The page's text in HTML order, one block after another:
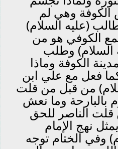
الكوفة وهي لم
(عليه السلام)
الكوفي هو من
السلام) وطلب
الكوفة وماذا
فعل مع علي ابن
من قبل من قلت
بالبارحة وما نعش
قلت الناصر للحق
نهج الإمام
وفي الختام توجه